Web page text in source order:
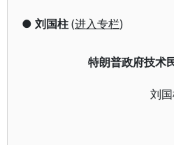
● 刘国柱(进入专栏)
特朗普政府技术
刘